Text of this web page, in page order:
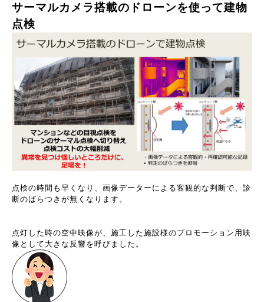
サーマルカメラ搭載のドローンを使って建物
点検
点検の時間も早くなり、画像データーによる客観的な判断で、診
断のばらつきが無くなります。
点灯した時の空中映像が、施工した施設様のプロモーション用映
像として大きな反響を呼びました。